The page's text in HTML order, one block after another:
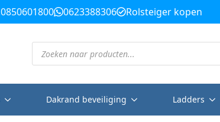
0850601800 0623388306 Rolsteiger kopen
Producten
zoeken
Dakrand beveiliging Ladders